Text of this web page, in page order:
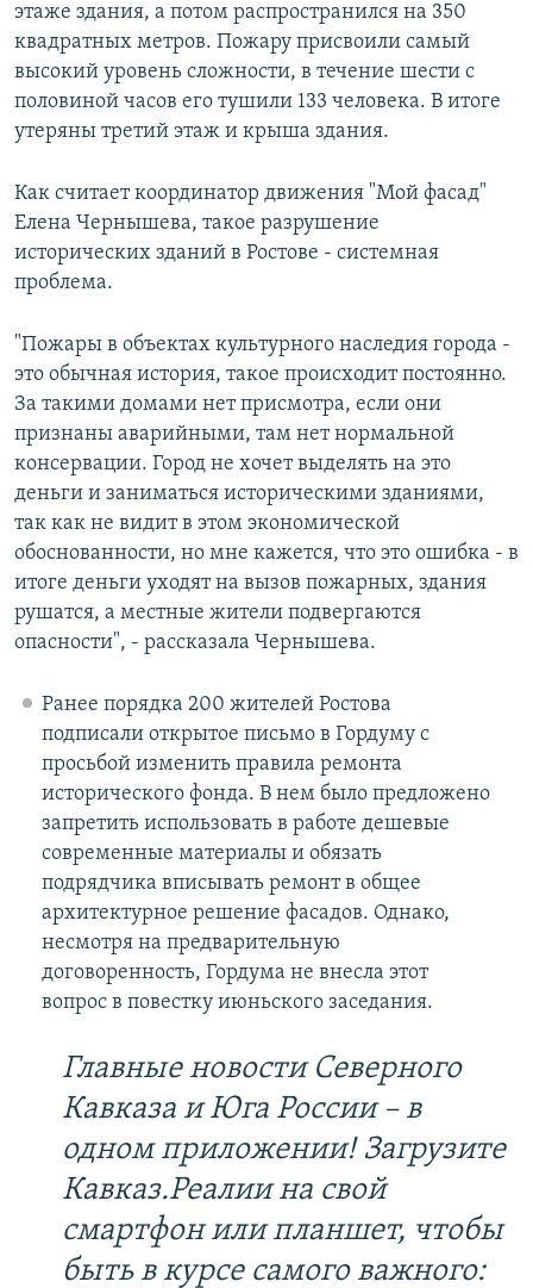
этаже здания, а потом распространился на 350
квадратных метров. Пожару присвоили самый
высокий уровень сложности, в течение шести с
половиной часов его тушили 133 человека. В итоге
утеряны третий этаж и крыша здания.
Как считает координатор движения "Мой фасад"
Елена Чернышева, такое разрушение
исторических зданий в Ростове - системная
проблема.
"Пожары в объектах культурного наследия города -
это обычная история, такое происходит постоянно.
За такими домами нет присмотра, если они
признаны аварийными, там нет нормальной
консервации. Город не хочет выделять на это
деньги и заниматься историческими зданиями,
так как не видит в этом экономической
обоснованности, но мне кажется, что это ошибка - в
итоге деньги уходят на вызов пожарных, здания
рушатся, а местные жители подвергаются
опасности", - рассказала Чернышева.
Ранее порядка 200 жителей Ростова
подписали открытое письмо в Гордуму с
просьбой изменить правила ремонта
исторического фонда. В нем было предложено
запретить использовать в работе дешевые
современные материалы и обязать
подрядчика вписывать ремонт в общее
архитектурное решение фасадов. Однако,
несмотря на предварительную
договоренность, Гордума не внесла этот
вопрос в повестку июньского заседания.
Главные новости Северного
Кавказа и Юга России – в
одном приложении! Загрузите
Кавказ.Реалии на свой
смартфон или планшет, чтобы
быть в курсе самого важного: